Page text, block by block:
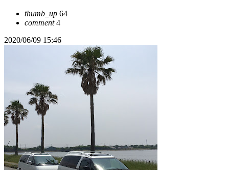
thumb_up 64
comment4
2020/06/09 15:46